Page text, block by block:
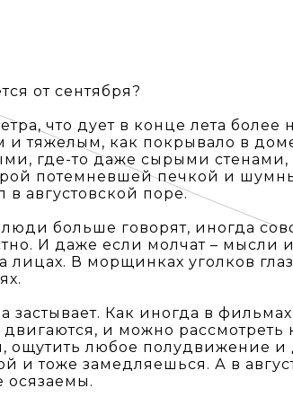
от сентября?
что дует в конце лета более
и тяжелым, как покрывало в
где-то даже сырыми стенами,
потемневшей печкой и
в августовской поре.
люди больше говорят, иногда
И даже если молчат – мысли
лицах. В морщинках уголков
застывает. Как иногда в
двигаются, и можно
ощутить любое полудвижение
и тоже замедляешься. А в
осязаемы.